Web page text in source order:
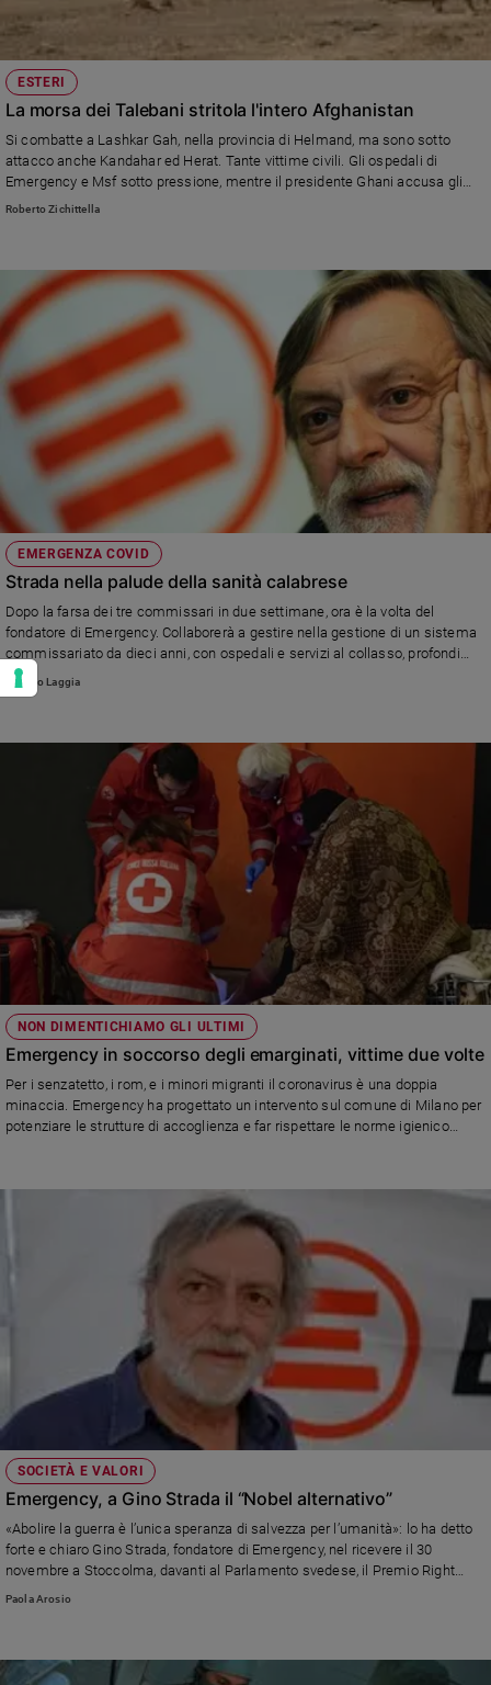
ESTERI
La morsa dei Talebani stritola l'intero Afghanistan
Si combatte a Lashkar Gah, nella provincia di Helmand, ma sono sotto
attacco anche Kandahar ed Herat. Tante vittime civili. Gli ospedali di
Emergency e Msf sotto pressione, mentre il presidente Ghani accusa gli
Stati Uniti di aver abbandonato il paese.
Roberto Zichittella
EMERGENZA COVID
Strada nella palude della sanità calabrese
Dopo la farsa dei tre commissari in due settimane, ora è la volta del
fondatore di Emergency. Collaborerà a gestire nella gestione di un sistema
commissariato da dieci anni, con ospedali e servizi al collasso, profondi
rossi di bilancio, Asp sciolte per infiltrazioni malavitose, fuga di medici e
Alberto Laggia
NON DIMENTICHIAMO GLI ULTIMI
Emergency in soccorso degli emarginati, vittime due volte
Per i senzatetto, i rom, e i minori migranti il coronavirus è una doppia
minaccia. Emergency ha progettato un intervento sul comune di Milano per
potenziare le strutture di accoglienza e far rispettare le norme igienico
SOCIETÀ E VALORI
Emergency, a Gino Strada il “Nobel alternativo”
«Abolire la guerra è l’unica speranza di salvezza per l’umanità»: lo ha detto
forte e chiaro Gino Strada, fondatore di Emergency, nel ricevere il 30
novembre a Stoccolma, davanti al Parlamento svedese, il Premio Right
Livelihood, conosciuto come il Premio Nobel alternativo, creato nel 1980
Kasha Jacqueline Nabagesera per la difesa dei diritti umani. Il premio
Paola Arosio